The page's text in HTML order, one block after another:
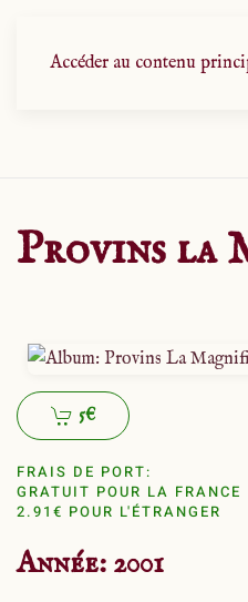
Accéder au contenu
Provins la
5€
FRAIS DE PORT:
GRATUIT POUR LA FRANCE
2.91€ POUR L'ÉTRANGER
Année: 2001